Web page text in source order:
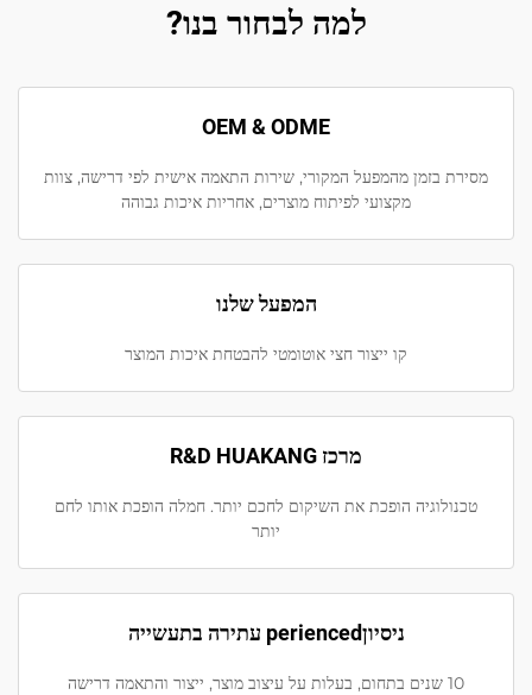
למה לבחור בנו?
OEM & ODME
מסירת בזמן מהמפעל המקורי, שירות התאמה אישית לפי דרישה, צוות
מקצועי לפיתוח מוצרים, אחריות איכות גבוהה
המפעל שלנו
קו ייצור חצי אוטומטי להבטחת איכות המוצר
מרכז R&D HUAKANG
טכנולוגיה הופכת את השיקום לחכם יותר. חמלה הופכת אותו לחם
יותר
ניסיוןperienced עתירה בתעשייה
10 שנים בתחום, בעלות על עיצוב מוצר, ייצור והתאמה דרישה